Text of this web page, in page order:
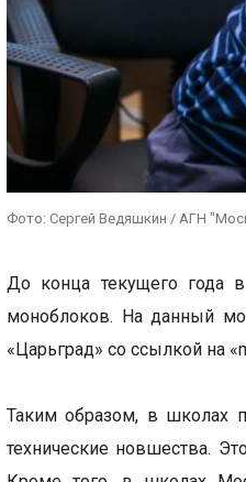
Фото: Сергей Ведяшкин / АГН
До конца текущего года
моноблоков. На данный
«Царьград» со ссылкой на
Таким образом, в школах
технические новшества.